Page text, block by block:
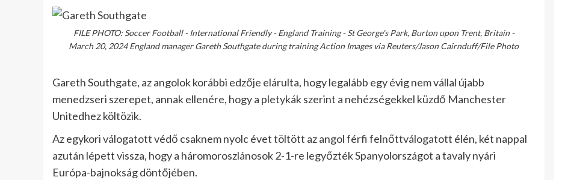
FILE PHOTO: Soccer Football - International Friendly - England Training - St George's Park, Burton upon Trent, Britain -
March 20, 2024 England manager Gareth Southgate during training Action Images via Reuters/Jason Cairnduff/File Photo
Gareth Southgate, az angolok korábbi edzője elárulta, hogy legalább egy évig nem vállal újabb
menedzseri szerepet, annak ellenére, hogy a pletykák szerint a nehézségekkel küzdő Manchester
Unitedhez költözik.
Az egykori válogatott védő csaknem nyolc évet töltött az angol férfi felnőttválogatott élén, két nappal
azután lépett vissza, hogy a háromoroszlánosok 2-1-re legyőzték Spanyolországot a tavaly nyári
Európa-bajnokság döntőjében.